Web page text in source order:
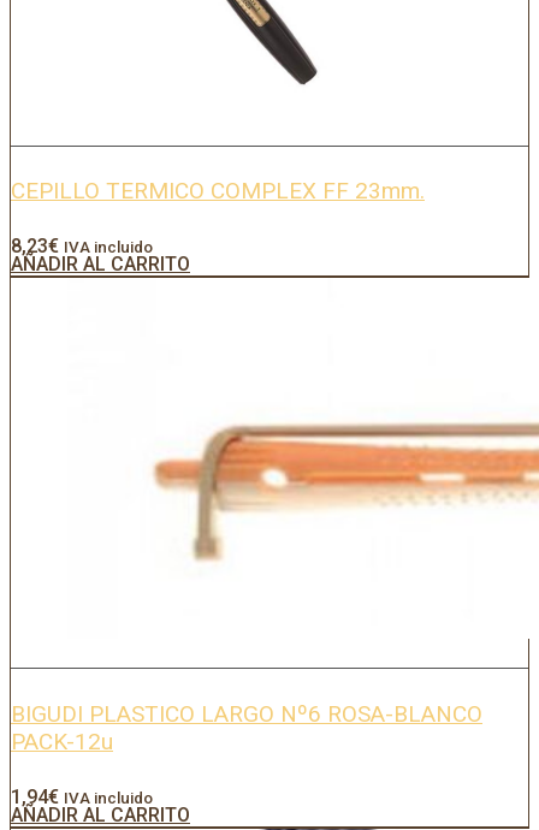
CEPILLO TERMICO COMPLEX FF 23mm.
8,23€ IVA incluido
AÑADIR AL CARRITO
BIGUDI PLASTICO LARGO Nº6 ROSA-BLANCO
PACK-12u
1,94€ IVA incluido
AÑADIR AL CARRITO